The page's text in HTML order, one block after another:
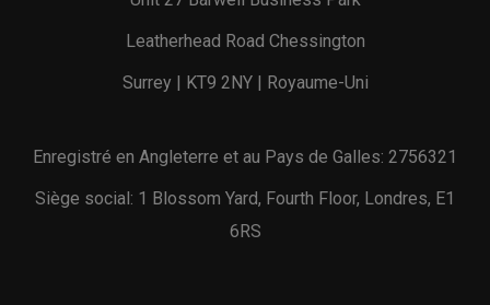
Leatherhead Road Chessington
Surrey | KT9 2NY | Royaume-Uni
Enregistré en Angleterre et au Pays de Galles: 2756321
Siège social: 1 Blossom Yard, Fourth Floor, Londres, E1
6RS